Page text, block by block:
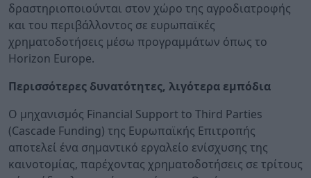
δραστηριοποιούνται στον χώρο της αγροδιατροφής
και του περιβάλλοντος σε ευρωπαϊκές
χρηματοδοτήσεις μέσω προγραμμάτων όπως το
Horizon Europe.
Περισσότερες δυνατότητες, λιγότερα εμπόδια
Ο μηχανισμός Financial Support to Third Parties
(Cascade Funding) της Ευρωπαϊκής Επιτροπής
αποτελεί ένα σημαντικό εργαλείο ενίσχυσης της
καινοτομίας, παρέχοντας χρηματοδοτήσεις σε τρίτους